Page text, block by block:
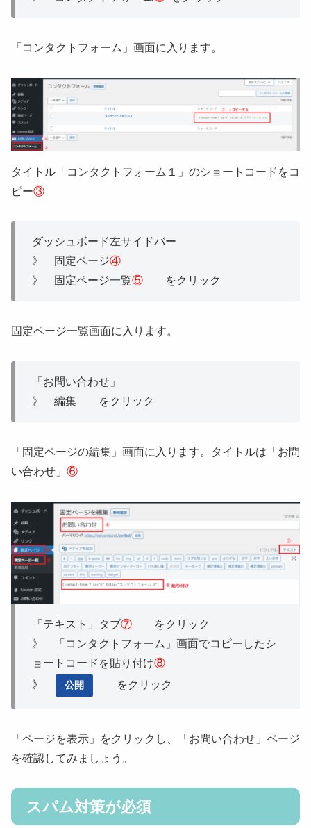
「コンタクトフォーム」画面に入ります。
タイトル「コンタクトフォーム１」のショートコードをコ
ピー③
ダッシュボード左サイドバー
》 固定ページ④
》 固定ページ一覧⑤ をクリック
固定ページ一覧画面に入ります。
「お問い合わせ」
》 編集 をクリック
「固定ページの編集」画面に入ります。タイトルは「お問
い合わせ」 ⑥
「テキスト」タブ⑦ をクリック
》 「コンタクトフォーム」画面でコピーしたシ
ョートコードを貼り付け⑧
》
公開 をクリック
「ページを表示」をクリックし、「お問い合わせ」ページ
を確認してみましょう。
スパム対策が必須